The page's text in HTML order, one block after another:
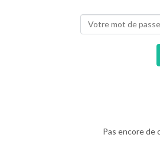
Pas encore de